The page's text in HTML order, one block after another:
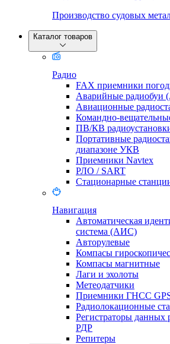
Производство судовых
Каталог товаров
Радио
FAX приемники
Аварийные радиобуи
Авиационные
Командно-
ПВ/КВ
Портативные
диапазоне УКВ
Приемники Navtex
РЛО / SART
Стационарные
Навигация
Автоматическая
система (АИС)
Авторулевые
Компасы
Компасы магнитные
Лаги и эхолоты
Метеодатчики
Приемники ГНСС
Радиолокационные
Регистраторы данных
РДР
Репитеры